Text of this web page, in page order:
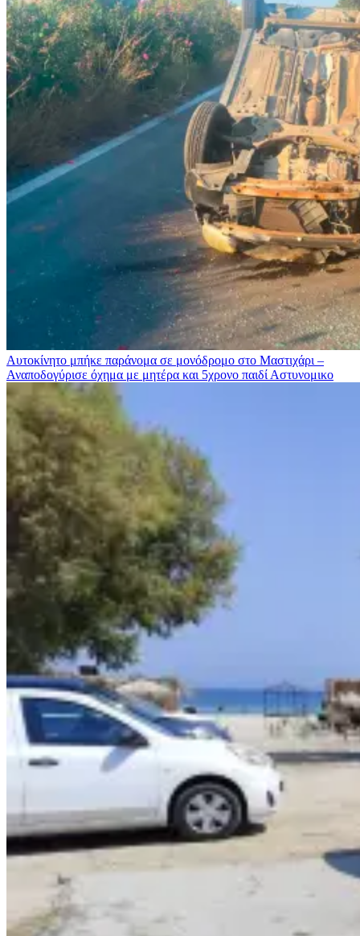
Αυτοκίνητο μπήκε παράνομα σε μονόδρομο στο Μαστιχάρι –
Αναποδογύρισε όχημα με μητέρα και 5χρονο παιδί Αστυνομικο